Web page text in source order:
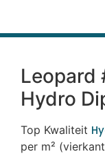
Leopard
Hydro
Top Kwaliteit
per m²